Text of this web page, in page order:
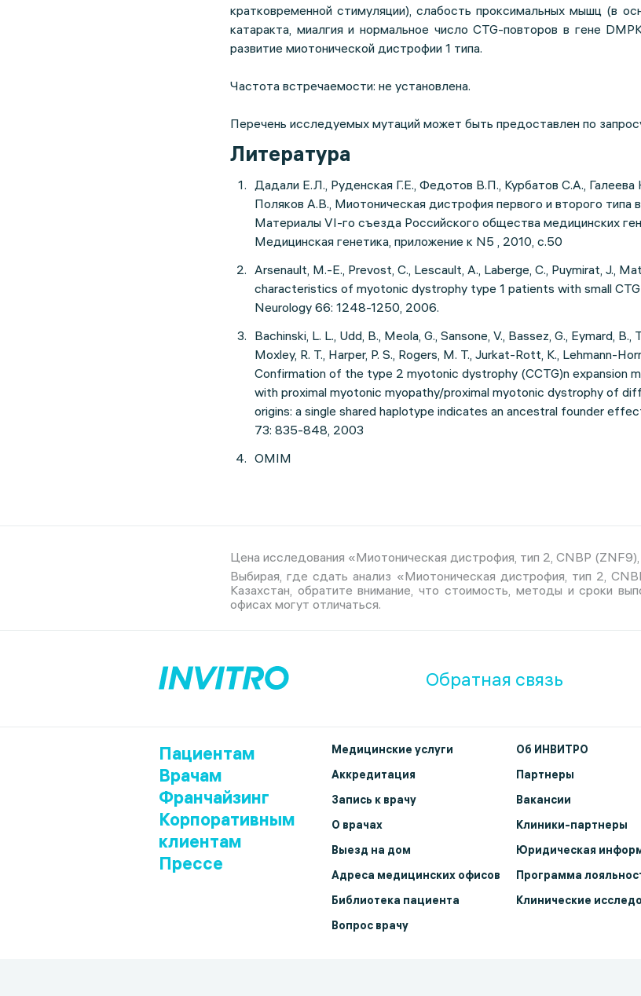
кратковременной стимуляции), слабость проксимальных мышц (в
катаракта, миалгия и нормальное число CTG-повторов в гене
развитие миотонической дистрофии 1 типа.
Частота встречаемости: не установлена.
Перечень исследуемых мутаций может быть предоставлен по
Литература
Дадали Е.Л., Руденская Г.Е., Федотов В.П., Курбатов С.А.,
Поляков А.В., Миотоническая дистрофия первого и второго типа
Материалы VI-го съезда Российского общества медицинских
Медицинская генетика, приложение к N5 , 2010, с.50
Arsenault, M.-E., Prevost, C., Lescault, A., Laberge, C., Puymirat, J.,
characteristics of myotonic dystrophy type 1 patients with small CTG
Neurology 66: 1248-1250, 2006.
Bachinski, L. L., Udd, B., Meola, G., Sansone, V., Bassez, G., Eymard, B.,
Moxley, R. T., Harper, P. S., Rogers, M. T., Jurkat-Rott, K., Lehmann-
Confirmation of the type 2 myotonic dystrophy (CCTG)n expansion
with proximal myotonic myopathy/proximal myotonic dystrophy of
origins: a single shared haplotype indicates an ancestral founder
73: 835-848, 2003
ОMIM
Цена исследования «Миотоническая дистрофия, тип 2, CNBP
Выбирая, где сдать анализ «Миотоническая дистрофия, тип 2,
Казахстан, обратите внимание, что стоимость, методы и сроки
офисах могут отличаться.
Обратная связь
Пациентам
Врачам
Франчайзинг
Корпоративным
клиентам
Прессе
Медицинские услуги
Аккредитация
Запись к врачу
О врачах
Выезд на дом
Адреса медицинских офисов
Библиотека пациента
Вопрос врачу
Об ИНВИТРО
Партнеры
Вакансии
Клиники-партнеры
Юридическая
Программа
Клинические